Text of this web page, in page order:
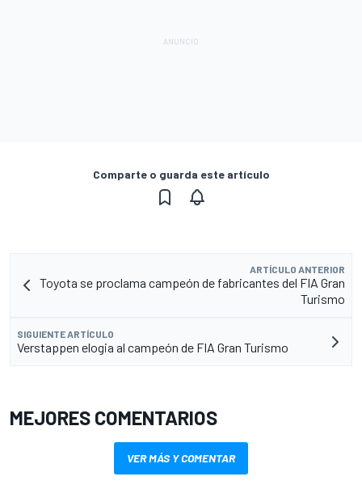
Comparte o guarda este artículo
ARTÍCULO ANTERIOR
Toyota se proclama campeón de fabricantes del FIA Gran
Turismo
SIGUIENTE ARTÍCULO
Verstappen elogia al campeón de FIA Gran Turismo
MEJORES COMENTARIOS
VER MÁS Y COMENTAR